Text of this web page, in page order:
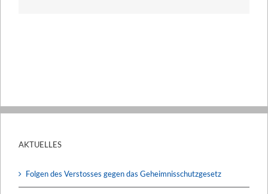
AKTUELLES
Folgen des Verstosses gegen das Geheimnisschutzgesetz